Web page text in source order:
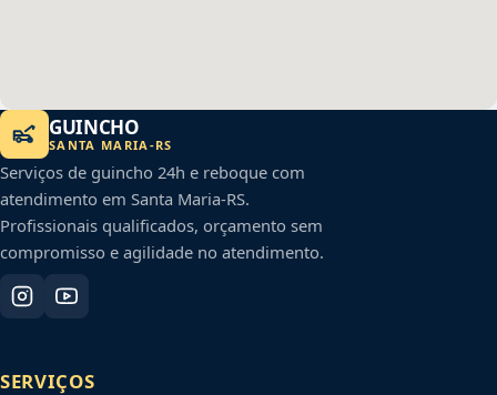
GUINCHO
SANTA MARIA -RS
Serviços de guincho 24h e reboque com
atendimento em Santa Maria-RS.
Profissionais qualificados, orçamento sem
compromisso e agilidade no atendimento.
SERVIÇOS